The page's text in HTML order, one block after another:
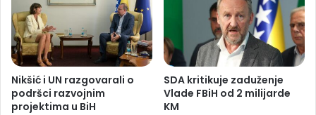
Nikšić i UN razgovarali o
podršci razvojnim
projektima u BiH
SDA kritikuje zaduženje
Vlade FBiH od 2 milijarde
KM